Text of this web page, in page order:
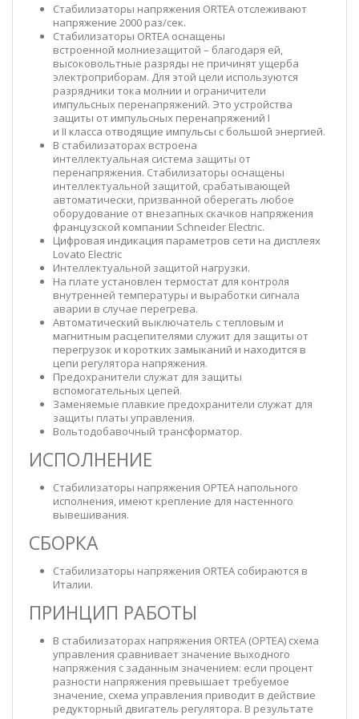
Стабилизаторы напряжения ORTEA отслеживают
напряжение 2000 раз/сек.
Стабилизаторы ORTEA оснащены
встроенной молниезащитой – благодаря ей,
высоковольтные разряды не причинят ущерба
электроприборам. Для этой цели используются
разрядники тока молнии и ограничители
импульсных перенапряжений. Это устройства
защиты от импульсных перенапряжений I
и II класса отводящие импульсы с большой энергией.
В стабилизаторах встроена
интеллектуальная система защиты от
перенапряжения. Стабилизаторы оснащены
интеллектуальной защитой, срабатывающей
автоматически, призванной оберегать любое
оборудование от внезапных скачков напряжения
французской компании Schneider Electric.
Цифровая индикация параметров сети на дисплеях
Lovato Electric
Интеллектуальной защитой нагрузки.
На плате установлен термостат для контроля
внутренней температуры и выработки сигнала
аварии в случае перегрева.
Автоматический выключатель с тепловым и
магнитным расцепителями служит для защиты от
перегрузок и коротких замыканий и находится в
цепи регулятора напряжения.
Предохранители служат для защиты
вспомогательных цепей.
Заменяемые плавкие предохранители служат для
защиты платы управления.
Вольтодобавочный трансформатор.
ИСПОЛНЕНИЕ
Стабилизаторы напряжения ОРТЕА напольного
исполнения, имеют крепление для настенного
вывешивания.
СБОРКА
Стабилизаторы напряжения ORTEA собираются в
Италии.
ПРИНЦИП РАБОТЫ
В стабилизаторах напряжения ORTEA (ОРТЕА) схема
управления сравнивает значение выходного
напряжения с заданным значением: если процент
разности напряжения превышает требуемое
значение, схема управления приводит в действие
редукторный двигатель регулятора. В результате